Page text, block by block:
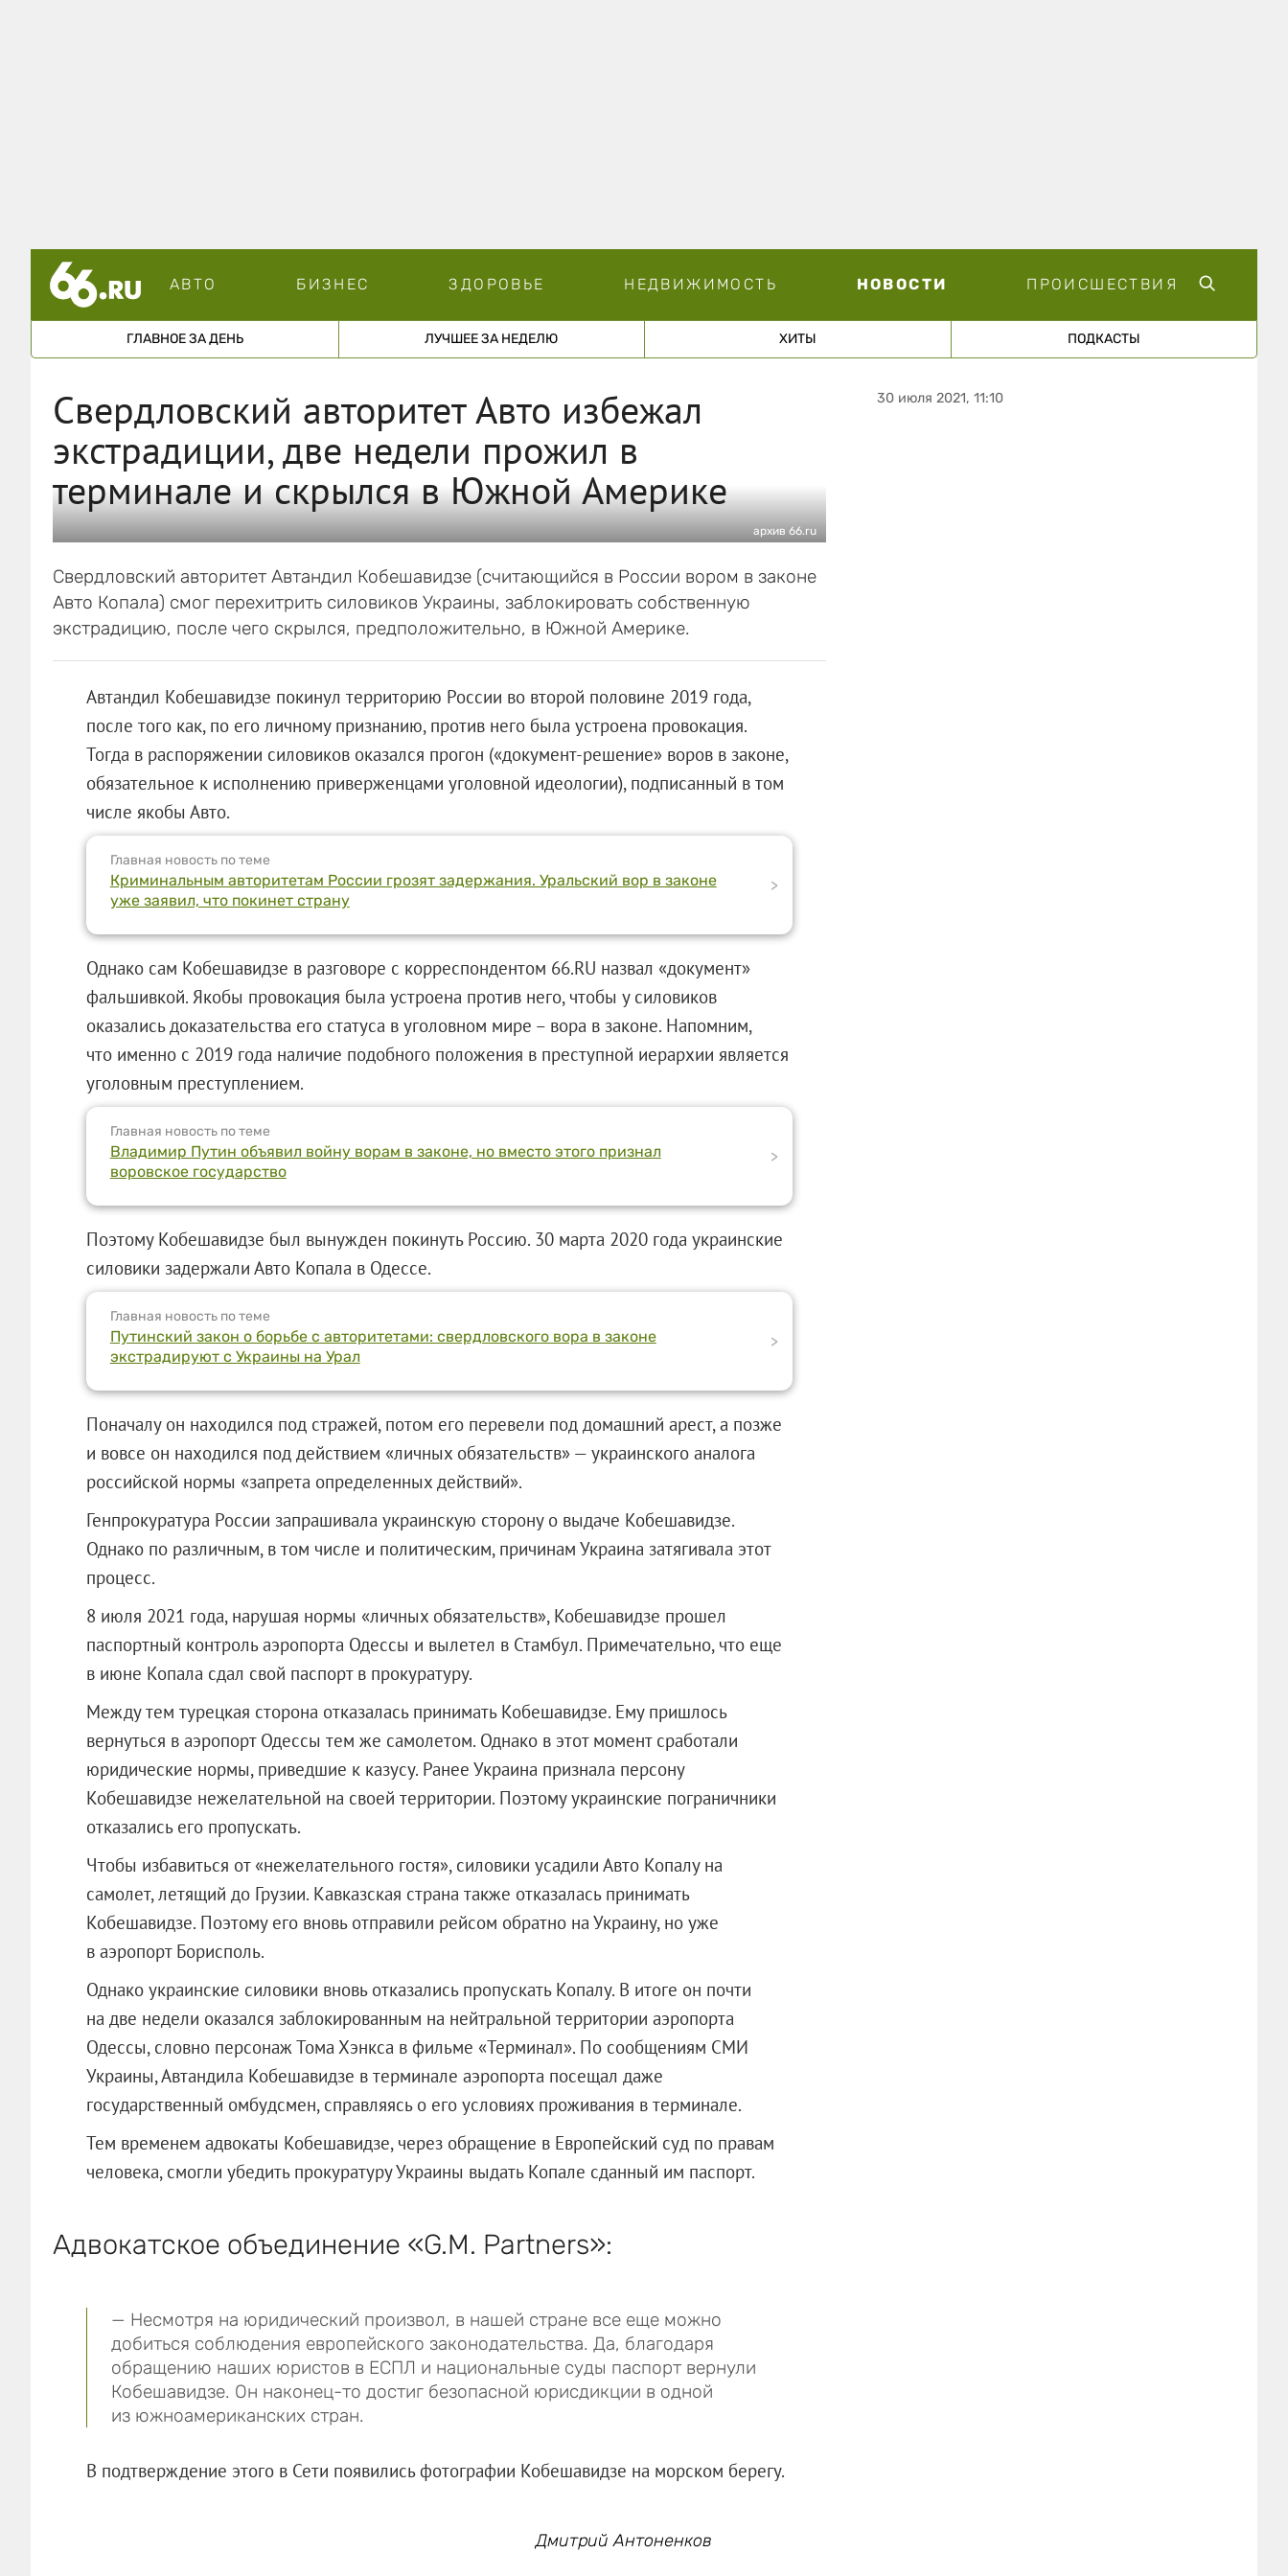
АВТО БИЗНЕС ЗДОРОВЬЕ НЕДВИЖИМОСТЬ НОВОСТИ ПРОИСШЕСТВИЯ
ГЛАВНОЕ ЗА ДЕНЬ ЛУЧШЕЕ ЗА НЕДЕЛЮ ХИТЫ ПОДКАСТЫ
Свердловский авторитет Авто избежал
экстрадиции, две недели прожил в
терминале и скрылся в Южной Америке
архив 66.ru
Свердловский авторитет Автандил Кобешавидзе (считающийся в России вором в законе
Авто Копала) смог перехитрить силовиков Украины, заблокировать собственную
экстрадицию, после чего скрылся, предположительно, в Южной Америке.
Автандил Кобешавидзе покинул территорию России во второй половине 2019 года,
после того как, по его личному признанию, против него была устроена провокация.
Тогда в распоряжении силовиков оказался прогон («документ-решение» воров в законе,
обязательное к исполнению приверженцами уголовной идеологии), подписанный в том
числе якобы Авто.
Главная новость по теме
Криминальным авторитетам России грозят задержания. Уральский вор в законе
уже заявил, что покинет страну
>
Однако сам Кобешавидзе в разговоре с корреспондентом 66.RU назвал «документ»
фальшивкой. Якобы провокация была устроена против него, чтобы у силовиков
оказались доказательства его статуса в уголовном мире – вора в законе. Напомним,
что именно с 2019 года наличие подобного положения в преступной иерархии является
уголовным преступлением.
Главная новость по теме
Владимир Путин объявил войну ворам в законе, но вместо этого признал
воровское государство
>
Поэтому Кобешавидзе был вынужден покинуть Россию. 30 марта 2020 года украинские
силовики задержали Авто Копала в Одессе.
Главная новость по теме
Путинский закон о борьбе с авторитетами: свердловского вора в законе
экстрадируют с Украины на Урал
>
Поначалу он находился под стражей, потом его перевели под домашний арест, а позже
и вовсе он находился под действием «личных обязательств» — украинского аналога
российской нормы «запрета определенных действий».
Генпрокуратура России запрашивала украинскую сторону о выдаче Кобешавидзе.
Однако по различным, в том числе и политическим, причинам Украина затягивала этот
процесс.
8 июля 2021 года, нарушая нормы «личных обязательств», Кобешавидзе прошел
паспортный контроль аэропорта Одессы и вылетел в Стамбул. Примечательно, что еще
в июне Копала сдал свой паспорт в прокуратуру.
Между тем турецкая сторона отказалась принимать Кобешавидзе. Ему пришлось
вернуться в аэропорт Одессы тем же самолетом. Однако в этот момент сработали
юридические нормы, приведшие к казусу. Ранее Украина признала персону
Кобешавидзе нежелательной на своей территории. Поэтому украинские пограничники
отказались его пропускать.
Чтобы избавиться от «нежелательного гостя», силовики усадили Авто Копалу на
самолет, летящий до Грузии. Кавказская страна также отказалась принимать
Кобешавидзе. Поэтому его вновь отправили рейсом обратно на Украину, но уже
в аэропорт Борисполь.
Однако украинские силовики вновь отказались пропускать Копалу. В итоге он почти
на две недели оказался заблокированным на нейтральной территории аэропорта
Одессы, словно персонаж Тома Хэнкса в фильме «Терминал». По сообщениям СМИ
Украины, Автандила Кобешавидзе в терминале аэропорта посещал даже
государственный омбудсмен, справляясь о его условиях проживания в терминале.
Тем временем адвокаты Кобешавидзе, через обращение в Европейский суд по правам
человека, смогли убедить прокуратуру Украины выдать Копале сданный им паспорт.
Адвокатское объединение «G.M. Partners»:
— Несмотря на юридический произвол, в нашей стране все еще можно
добиться соблюдения европейского законодательства. Да, благодаря
обращению наших юристов в ЕСПЛ и национальные суды паспорт вернули
Кобешавидзе. Он наконец-то достиг безопасной юрисдикции в одной
из южноамериканских стран.
В подтверждение этого в Сети появились фотографии Кобешавидзе на морском берегу.
Дмитрий Антоненков
30 июля 2021, 11:10